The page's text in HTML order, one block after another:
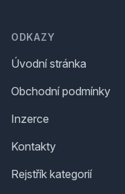
ODKAZY
Úvodní stránka
Obchodní podmínky
Inzerce
Kontakty
Rejstřík kategorií